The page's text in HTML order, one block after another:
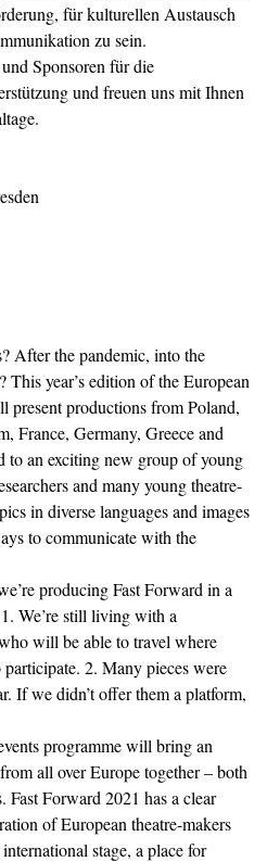
für kulturellen Austausch
zu sein.
Sponsoren für die
und freuen uns mit Ihnen
After the pandemic, into the
This year’s edition of the European
present productions from Poland,
France, Germany, Greece and
an exciting new group of young
and many young theatre-
in diverse languages and images
to communicate with the
producing Fast Forward in a
We’re still living with a
will be able to travel where
2. Many pieces were
If we didn’t offer them a platform,
programme will bring an
all over Europe together – both
Fast Forward 2021 has a clear
of European theatre-makers
stage, a place for